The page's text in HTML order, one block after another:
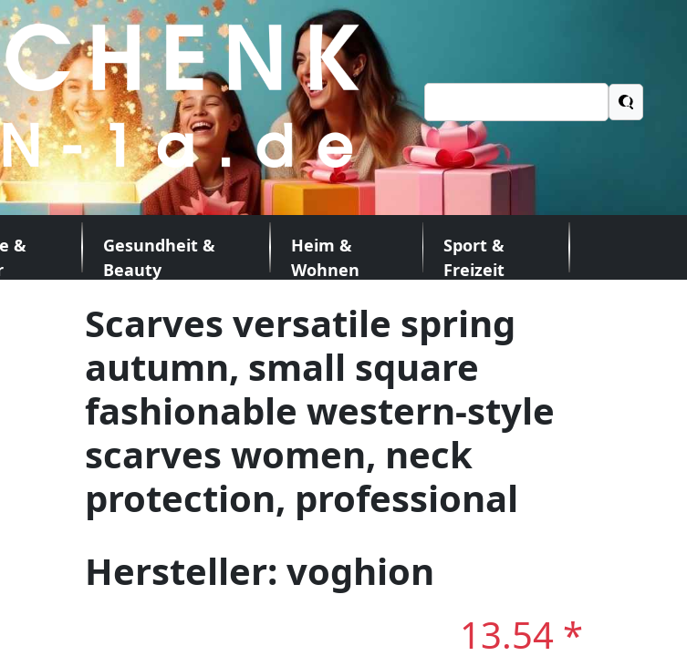
nach:
&
Gesundheit &
Beauty
Heim &
Wohnen
Sport &
Freizeit
Scarves versatile spring
autumn, small square
fashionable western-style
scarves women, neck
protection, professional
Hersteller: voghion
13.54 *